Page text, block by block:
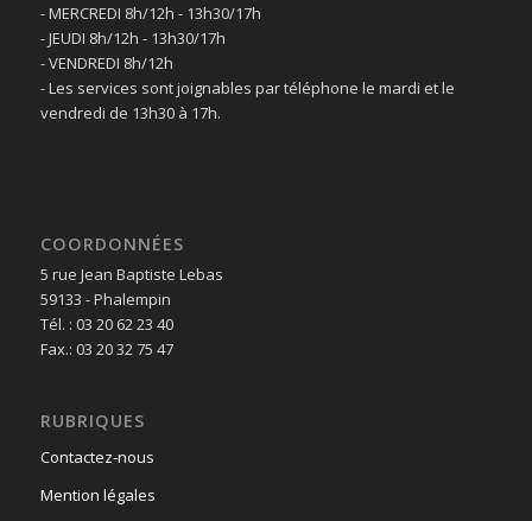
- MERCREDI 8h/12h - 13h30/17h
- JEUDI 8h/12h - 13h30/17h
- VENDREDI 8h/12h
- Les services sont joignables par téléphone le mardi et le
vendredi de 13h30 à 17h.
COORDONNÉES
5 rue Jean Baptiste Lebas
59133 - Phalempin
Tél. : 03 20 62 23 40
Fax.: 03 20 32 75 47
RUBRIQUES
Contactez-nous
Mention légales